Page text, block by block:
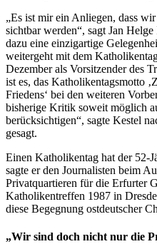
„Es ist mir ein Anliegen, dass
sichtbar werden“, sagt Jan
dazu eine einzigartige
weitergeht mit dem
Dezember als Vorsitzender des
ist es, das Katholikentagsmotto
Friedens‘ bei den weiteren
bisherige Kritik soweit möglich
berücksichtigen“, sagte Kestel
gesagt.
Einen Katholikentag hat der 52-
sagte er den Journalisten beim
Privatquartieren für die Erfurter
Katholikentreffen 1987 in
diese Begegnung ostdeutscher
„Wir sind doch nicht nur die